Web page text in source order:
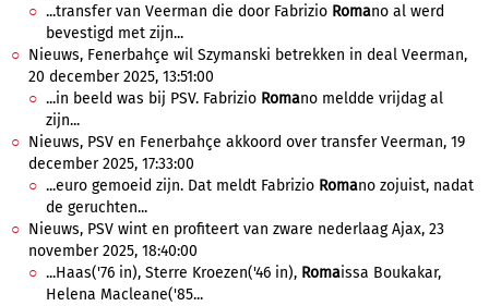
...transfer van Veerman die door Fabrizio Romano al werd
bevestigd met zijn...
Nieuws, Fenerbahçe wil Szymanski betrekken in deal Veerman,
20 december 2025, 13:51:00
...in beeld was bij PSV. Fabrizio Romano meldde vrijdag al
zijn...
Nieuws, PSV en Fenerbahçe akkoord over transfer Veerman, 19
december 2025, 17:33:00
...euro gemoeid zijn. Dat meldt Fabrizio Romano zojuist, nadat
de geruchten...
Nieuws, PSV wint en profiteert van zware nederlaag Ajax, 23
november 2025, 18:40:00
...Haas('76 in), Sterre Kroezen('46 in), Romaissa Boukakar,
Helena Macleane('85...